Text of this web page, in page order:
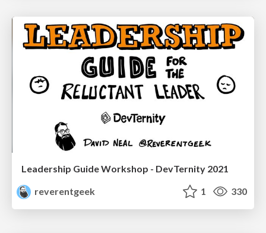
Leadership Guide Workshop - DevTernity 2021
reverentgeek
1 330